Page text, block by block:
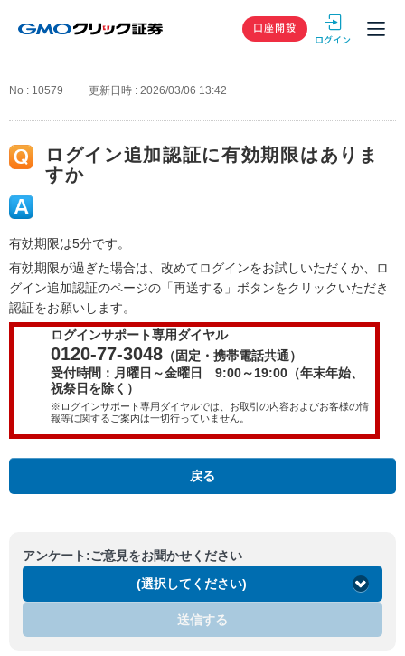
GMOクリック
口座開設
No : 10579 更新日時 : 2026/03/06 13:42
ログイン追加認証に有効期限はありま
すか
有効期限は5分です。
有効期限が過ぎた場合は、改めてログインをお試しいただくか、ロ
グイン追加認証のページの「再送する」ボタンをクリックいただき
認証をお願いします。
ログインサポート専用ダイヤル
0120-77-3048 （固定・携帯電話共通）
受付時間：月曜日～金曜日 9:00～19:00（年末年始、
祝祭日を除く）
※ログインサポート専用ダイヤルでは、お取引の内容およびお客様の情
報等に関するご案内は一切行っていません。
戻る
アンケート:ご意見をお聞かせください
(選択してください)
送信する